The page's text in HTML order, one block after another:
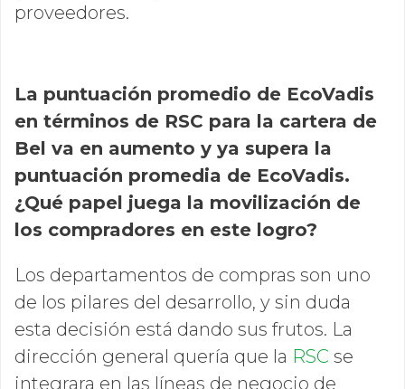
proveedores.
La puntuación promedio de EcoVadis
en términos de RSC para la cartera de
Bel va en aumento y ya supera la
puntuación promedia de EcoVadis.
¿Qué papel juega la movilización de
los compradores en este logro?
Los departamentos de compras son uno
de los pilares del desarrollo, y sin duda
esta decisión está dando sus frutos. La
dirección general quería que la RSC se
integrara en las líneas de negocio de